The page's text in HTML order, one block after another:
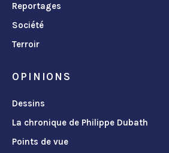
Reportages
Société
Terroir
OPINIONS
Dessins
La chronique de Philippe Dubath
Points de vue